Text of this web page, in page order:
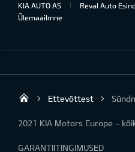
KIA AUTO AS Reval Auto
Ülemaailmne
Reval Auto
Ettevõttest
2021 KIA Motors Europe -
GARANTIITINGIMUSED